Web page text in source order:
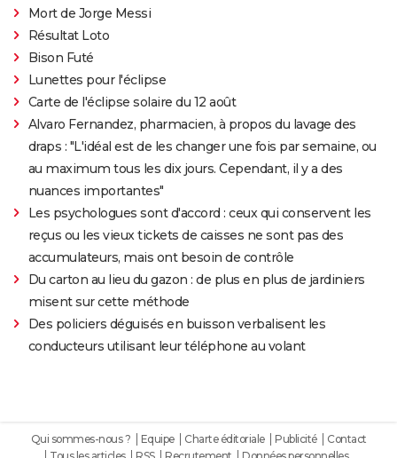
Mort de Jorge Messi
Résultat Loto
Bison Futé
Lunettes pour l'éclipse
Carte de l'éclipse solaire du 12 août
Alvaro Fernandez, pharmacien, à propos du lavage des
draps : "L'idéal est de les changer une fois par semaine, ou
au maximum tous les dix jours. Cependant, il y a des
nuances importantes"
Les psychologues sont d'accord : ceux qui conservent les
reçus ou les vieux tickets de caisses ne sont pas des
accumulateurs, mais ont besoin de contrôle
Du carton au lieu du gazon : de plus en plus de jardiniers
misent sur cette méthode
Des policiers déguisés en buisson verbalisent les
conducteurs utilisant leur téléphone au volant
Qui sommes-nous ? Equipe Charte éditoriale Publicité
Contact